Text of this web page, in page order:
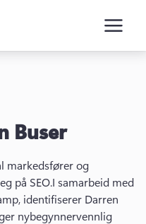
Buser
markedsfører og
på SEO.I samarbeid med
identifiserer Darren
nybegynnervennlig